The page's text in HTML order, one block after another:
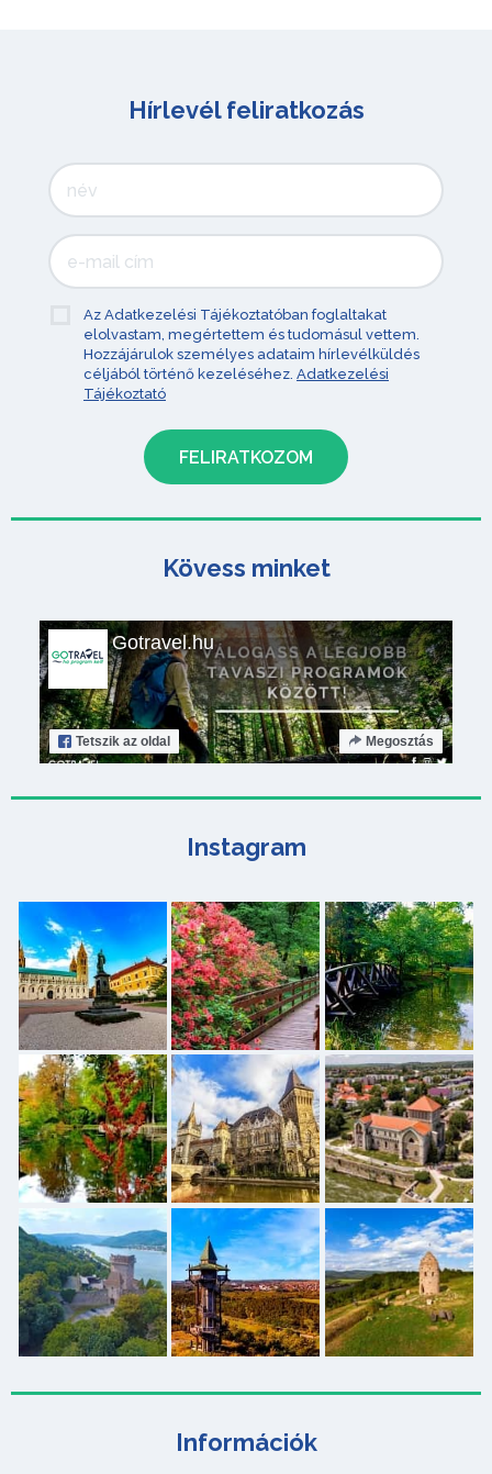
Információk
Hírlevél feliratkozás
Az Adatkezelési Tájékoztatóban foglaltakat
elolvastam, megértettem és tudomásul vettem.
Hozzájárulok személyes adataim hírlevélküldés
céljából történő kezeléséhez. Adatkezelési
Tájékoztató
Kövess minket
Gotravel.hu
Tetszik az oldal Megosztás
Instagram